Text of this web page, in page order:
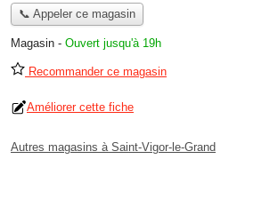
📞 Appeler ce magasin
Magasin - Ouvert jusqu'à 19h
Recommander ce magasin
Améliorer cette fiche
Autres magasins à Saint-Vigor-le-Grand